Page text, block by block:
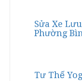
Sửa Xe
Phường
Tư Thế